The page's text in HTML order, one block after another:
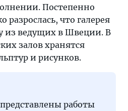
Постепенно
разрослась, что галерея
из ведущих в Швеции. В
залов хранятся
и рисунков.
работы